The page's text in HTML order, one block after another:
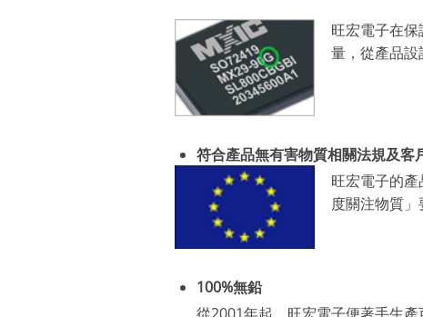
旺宏電子在
量，從產品
符合產品無有害物質相關法規及客
旺宏電子的
度關注物質」
100%無鉛